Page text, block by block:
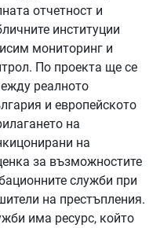
отчетност и
институции
мониторинг и
По проекта ще се
реалното
и европейското
на
на
за възможностите
служби при
на престъпления.
има ресурс, който